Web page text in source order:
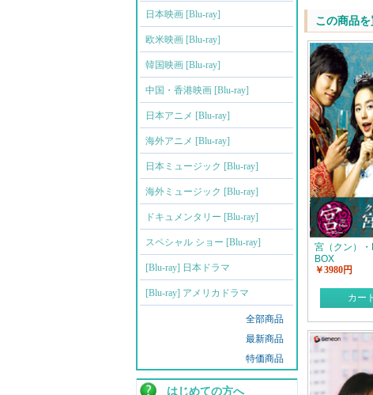
日本映画 [Blu-ray]
欧米映画 [Blu-ray]
韓国映画 [Blu-ray]
中国・香港映画 [Blu-ray]
日本アニメ [Blu-ray]
海外アニメ [Blu-ray]
日本ミュージック [Blu-ray]
海外ミュージック [Blu-ray]
ドキュメンタリー [Blu-ray]
スペシャル ショー [Blu-ray]
[Blu-ray] 日本ドラマ
[Blu-ray] アメリカドラマ
全部商品
最新商品
特価商品
はじめての方へ
この商品
宮（クン）
BOX
￥3980円
カー